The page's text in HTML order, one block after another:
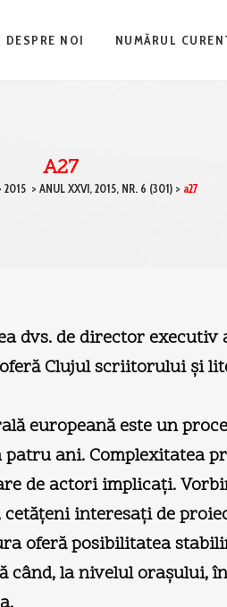
DESPRE NOI NUMĂRUL
A27
2015 > ANUL XXVI, 2015, NR. 6 (301) > a27
de director executiv
Clujul scriitorului şi
europeană este un
ani. Complexitatea
de actori implicaţi.
interesaţi de
oferă posibilitatea
la nivelul oraşului,